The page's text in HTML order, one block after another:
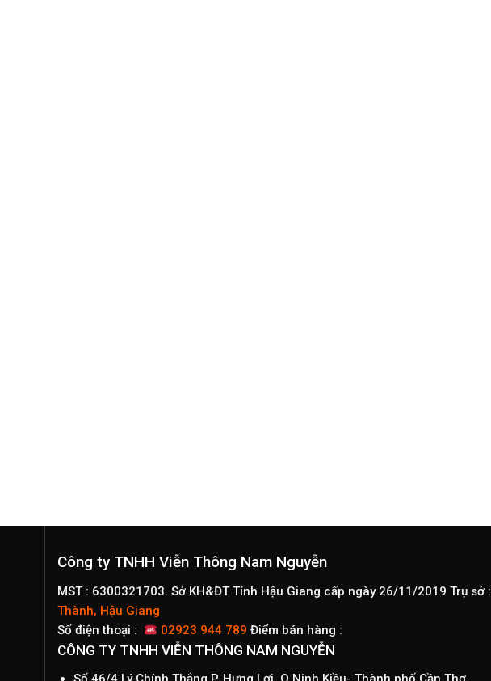
Công ty TNHH Viễn Thông Nam Nguyễn
MST : 6300321703. Sở KH&ĐT Tỉnh Hậu Giang cấp ngày 26/11/2019 Trụ sở :
Thành, Hậu Giang
Số điện thoại :
02923 944 789 Điểm bán hàng :
CÔNG TY TNHH VIỄN THÔNG NAM NGUYỄN